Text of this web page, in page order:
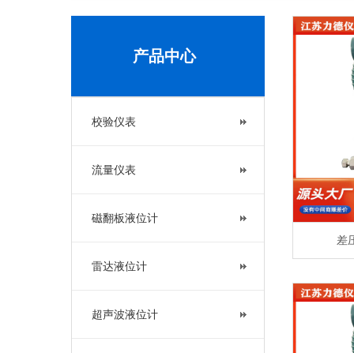
产品中心
校验仪表
流量仪表
磁翻板液位计
雷达液位计
超声波液位计
差